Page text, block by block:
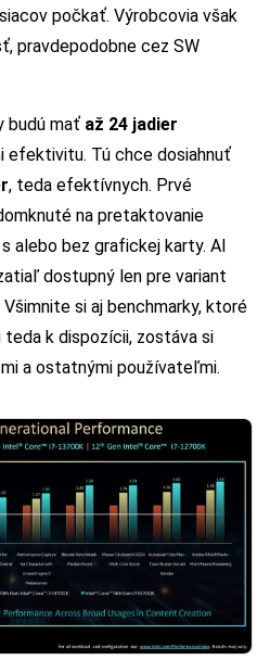
počkať. Výrobcovia však
pravdepodobne cez SW
budú mať až 24 jadier
efektivitu. Tú chce dosiahnuť
, teda efektívnych. Prvé
na pretaktovanie
alebo bez grafickej karty. AI
dostupný len pre variant
Všimnite si aj benchmarky, ktoré
k dispozícii, zostáva si
a ostatnými používateľmi.